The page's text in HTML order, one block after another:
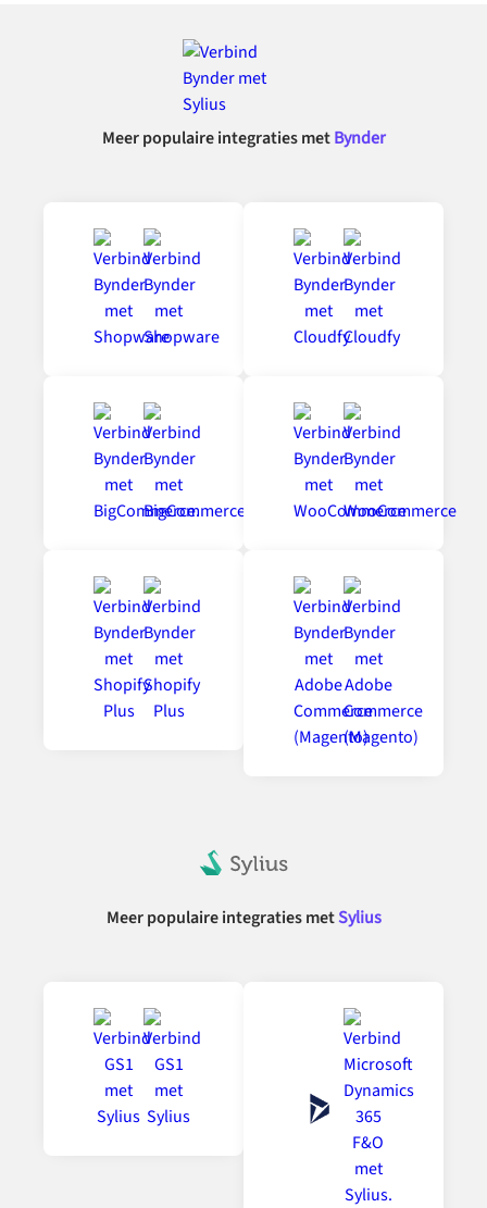
Meer populaire integraties metBynder
Meer populaire integraties metSylius